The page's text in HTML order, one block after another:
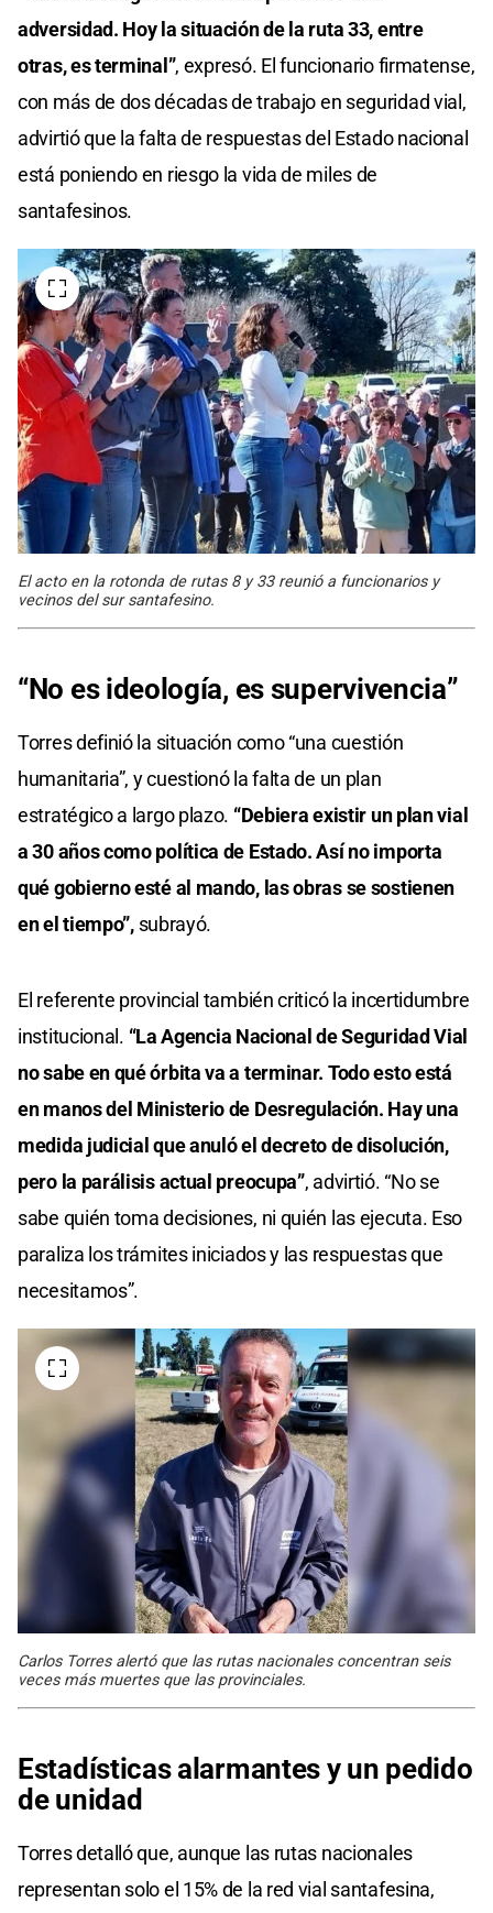
adversidad. Hoy la situación de la ruta 33, entre
otras, es terminal”, expresó. El funcionario firmatense,
con más de dos décadas de trabajo en seguridad vial,
advirtió que la falta de respuestas del Estado nacional
está poniendo en riesgo la vida de miles de
santafesinos.
El acto en la rotonda de rutas 8 y 33 reunió a funcionarios y
vecinos del sur santafesino.
“No es ideología, es supervivencia”
Torres definió la situación como “una cuestión
humanitaria”, y cuestionó la falta de un plan
estratégico a largo plazo. “Debiera existir un plan vial
a 30 años como política de Estado. Así no importa
qué gobierno esté al mando, las obras se sostienen
en el tiempo”,subrayó.
El referente provincial también criticó la incertidumbre
institucional. “La Agencia Nacional de Seguridad Vial
no sabe en qué órbita va a terminar. Todo esto está
en manos del Ministerio de Desregulación. Hay una
medida judicial que anuló el decreto de disolución,
pero la parálisis actual preocupa”, advirtió. “No se
sabe quién toma decisiones, ni quién las ejecuta. Eso
paraliza los trámites iniciados y las respuestas que
necesitamos”.
Carlos Torres alertó que las rutas nacionales concentran seis
veces más muertes que las provinciales.
Estadísticas alarmantes y un pedido
de unidad
Torres detalló que, aunque las rutas nacionales
representan solo el 15% de la red vial santafesina,